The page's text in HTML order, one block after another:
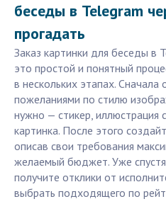
беседы в Telegram
прогадать
Заказ картинки для беседы в
это простой и понятный
в нескольких этапах. Сначала
пожеланиями по стилю
нужно — стикер, иллюстрация
картинка. После этого
описав свои требования
желаемый бюджет. Уже
получите отклики от
выбрать подходящего по